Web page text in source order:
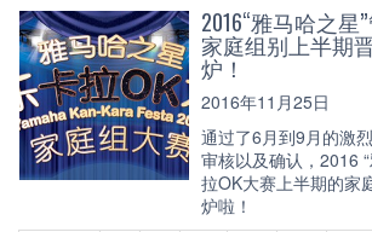
2016“雅马哈之星
家庭组别上半期
炉！
2016年11月25日
通过了6月到9月的激
审核以及确认，2016
拉OK大赛上半期的家
炉啦！